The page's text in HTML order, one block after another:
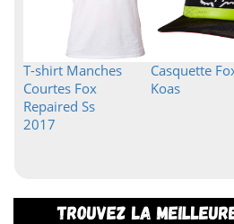
T-shirt Manches
Courtes Fox
Repaired Ss
2017
Casquette
Koas